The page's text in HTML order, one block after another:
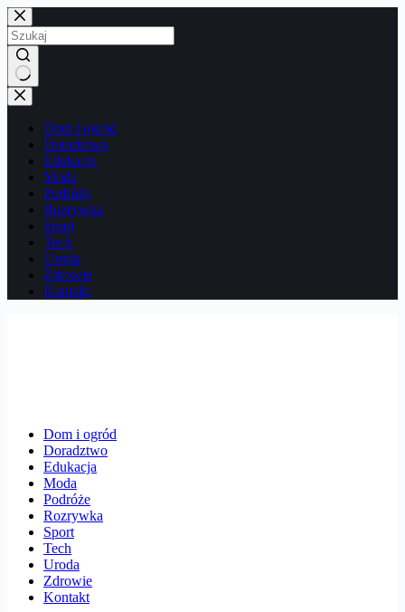
Przejdź
do
treści
Brak
wyników
Dom i ogród
Doradztwo
Edukacja
Moda
Podróże
Rozrywka
Sport
Tech
Uroda
Zdrowie
Kontakt
Dom i ogród
Doradztwo
Edukacja
Moda
Podróże
Rozrywka
Sport
Tech
Uroda
Zdrowie
Kontakt